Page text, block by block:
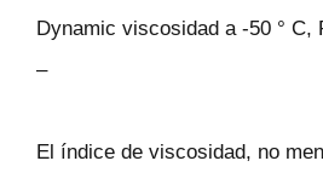
Dynamic viscosidad a -50 ° C,
–
El índice de viscosidad, no